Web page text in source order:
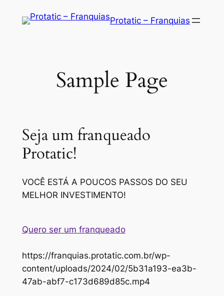
Protatic – Franquias
Sample Page
Seja um franqueado
Protatic!
VOCÊ ESTÁ A POUCOS PASSOS DO SEU
MELHOR INVESTIMENTO!
Quero ser um franqueado
https://franquias.protatic.com.br/wp-
content/uploads/2024/02/5b31a193-ea3b-
47ab-abf7-c173d689d85c.mp4